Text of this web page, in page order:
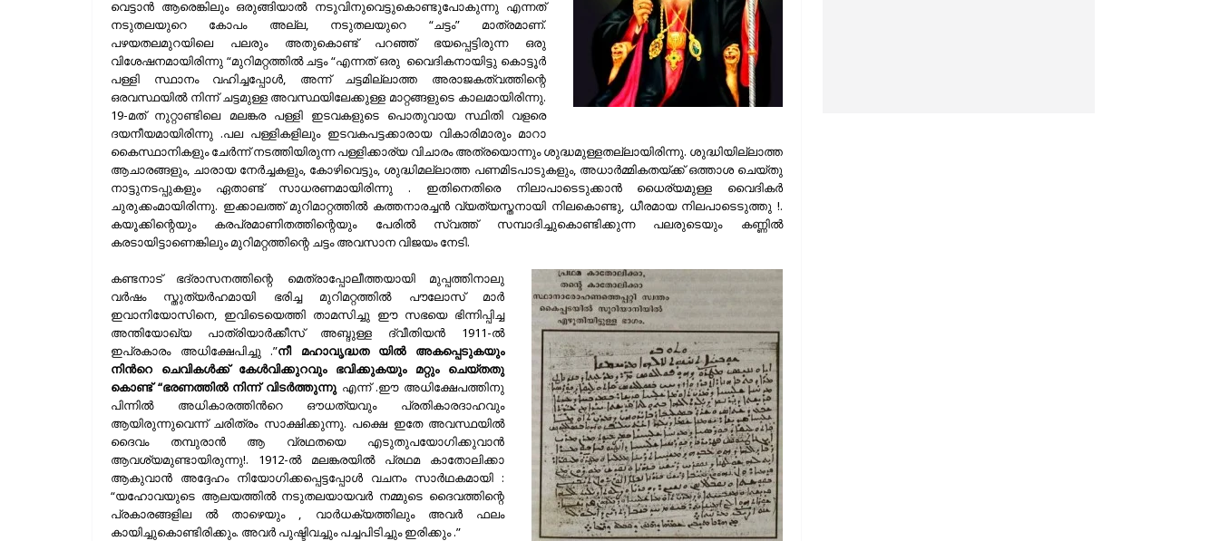
വെട്ടാൻ ആരെങ്കിലും ഒരുങ്ങിയാൽ നടുവിനുവെട്ടുകൊണ്ടുപോകുന്നു എന്നത്
നടുതലയുറെ കോപം അല്ല, നടുതലയുറെ “ചട്ടം” മാത്രമാണ്.
പഴയതലമുറയിലെ പലരും അതുകൊണ്ട് പറഞ്ഞ് ഭയപ്പെട്ടിരുന്ന ഒരു
വിശേഷനമായിരിന്നു “മുറിമറ്റത്തിൽ ചട്ടം “എന്നത് ഒരു വൈദികനായിട്ടു കൊട്ടൂർ
പള്ളി സ്ഥാനം വഹിച്ചപ്പോൾ, അന്ന് ചട്ടമില്ലാത്ത അരാജകത്വത്തിന്റെ
ഒരവസ്ഥയിൽ നിന്ന് ചട്ടമുള്ള അവസ്ഥയിലേക്കുള്ള മാറ്റങ്ങളുടെ കാലമായിരിന്നു.
19-മത് നുറ്റാണ്ടിലെ മലങ്കര പള്ളി ഇടവകളുടെ പൊതുവായ സ്ഥിതി വളരെ
ദയനീയമായിരിന്നു .പല പള്ളികളിലും ഇടവകപട്ടക്കാരായ വികാരിമാരും മാറാ
കൈസ്ഥാനികളും ചേർന്ന് നടത്തിയിരുന്ന പള്ളിക്കാര്യ വിചാരം അത്രയൊന്നും ശുദ്ധമുള്ളതല്ലായിരിന്നു. ശുദ്ധിയില്ലാത്ത
ആചാരങ്ങളും, ചാരായ നേർച്ചകളും, കോഴിവെട്ടും, ശുദ്ധിമല്ലാത്ത പണമിടപാടുകളും, അധാർമ്മികതയ്ക്ക് ഒത്താശ ചെയ്തു
നാട്ടുനടപ്പുകളും ഏതാണ്ട് സാധരണമായിരിന്നു . ഇതിനെതിരെ നിലാപാടെടുക്കാൻ ധൈര്യമുള്ള വൈദികർ
ചുരുക്കംമായിരിന്നു. ഇക്കാലത്ത് മുറിമാറ്റത്തിൽ കത്തനാരച്ചൻ വ്യത്യസ്തനായി നിലകൊണ്ടു, ധീരമായ നിലപാടെടുത്തു !.
കയൂക്കിന്റെയും കരപ്രമാണിതത്തിന്റെയും പേരിൽ സ്വത്ത് സമ്പാദിച്ചുകൊണ്ടിക്കുന്ന പലരുടെയും കണ്ണിൽ
കരടായിട്ടാണെങ്കിലും മുറിമറ്റത്തിന്റെ ചട്ടം അവസാന വിജയം നേടി.
കണ്ടനാട് ഭദ്രാസനത്തിന്റെ മെത്രാപ്പോലീത്തയായി മുപ്പത്തിനാലു
വർഷം സ്തുത്യർഹമായി ഭരിച്ച മുറിമറ്റത്തിൽ പൗലോസ്‌ മാർ
ഇവാനിയോസിനെ, ഇവിടെയെത്തി താമസിച്ചു ഈ സഭയെ ഭിന്നിപ്പിച്ച
അന്തിയോഖ്യ പാത്രിയാർക്കീസ് അബ്ദുള്ള ദ്വീതിയൻ 1911-ൽ
ഇപ്രകാരം അധിക്ഷേപിച്ചു .”നീ മഹാവൃദ്ധത യിൽ അകപ്പെടുകയും
നിന്‍റെ ചെവികൾക്ക് കേൾവിക്കുറവും ഭവിക്കുകയും മറ്റും ചെയ്തതു
കൊണ്ട് “ഭരണത്തിൽ നിന്ന് വിടർത്തുന്നുഎന്ന് .ഈ അധിക്ഷേപത്തിനു
പിന്നിൽ അധികാരത്തിന്‍റെ ഔധത്യവും പ്രതികാരദാഹവും
ആയിരുന്നുവെന്ന് ചരിത്രം സാക്ഷിക്കുന്നു. പക്ഷെ ഇതേ അവസ്ഥയിൽ
ദൈവം തമ്പുരാൻ ആ വ്രഥതയെ എടുതുപയോഗിക്കുവാൻ
ആവശ്യമുണ്ടായിരുന്നു!. 1912-ൽ മലങ്കരയിൽ പ്രഥമ കാതോലിക്കാ
ആകുവാൻ അദ്ദേഹം നിയോഗിക്കപ്പെട്ടപ്പോൾ വചനം സാർഥകമായി :
“യഹോവയുടെ ആലയത്തിൽ നടുതലയായവർ നമ്മുടെ ദൈവത്തിന്റെ
പ്രകാരങ്ങളില ൽ താഴെയും , വാർധക്യത്തിലും അവർ ഫലം
കായിച്ചുകൊണ്ടിരിക്കും. അവർ പുഷ്ടിവച്ചും പച്ചപിടിച്ചും ഇരിക്കും .”